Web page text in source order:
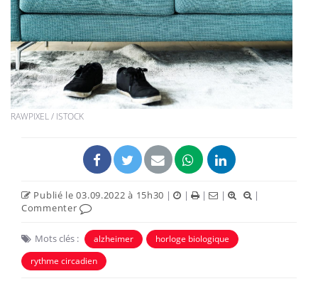
RAWPIXEL / ISTOCK
Publié le 03.09.2022 à 15h30 | | | |
|
Commenter
Mots clés : alzheimer
horloge biologique
rythme circadien